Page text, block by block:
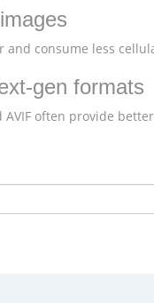
and consume less
gen formats
often provide